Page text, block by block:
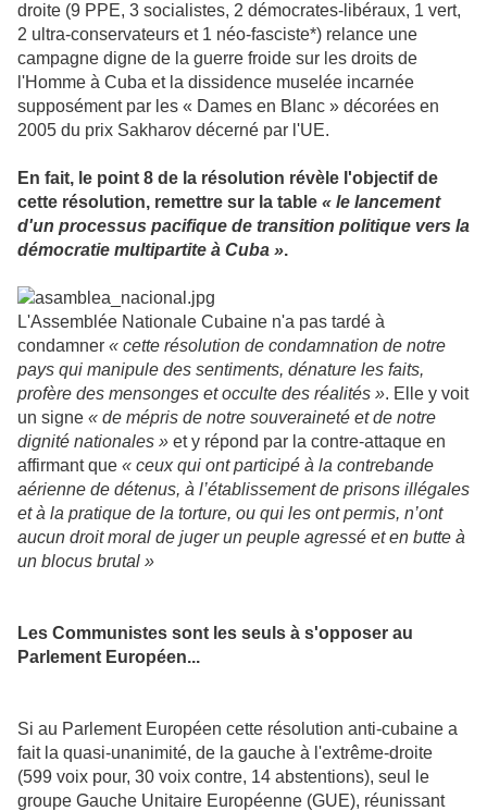
droite (9 PPE, 3 socialistes, 2 démocrates-libéraux, 1 vert,
2 ultra-conservateurs et 1 néo-fasciste*) relance une
campagne digne de la guerre froide sur les droits de
l'Homme à Cuba et la dissidence muselée incarnée
supposément par les « Dames en Blanc » décorées en
2005 du prix Sakharov décerné par l'UE.
En fait, le point 8 de la résolution révèle l'objectif de
cette résolution, remettre sur la table « le lancement
d'un processus pacifique de transition politique vers la
démocratie multipartite à Cuba ».
L'Assemblée Nationale Cubaine n'a pas tardé à
condamner « cette résolution de condamnation de notre
pays qui manipule des sentiments, dénature les faits,
profère des mensonges et occulte des réalités ». Elle y voit
un signe « de mépris de notre souveraineté et de notre
dignité nationales » et y répond par la contre-attaque en
affirmant que « ceux qui ont participé à la contrebande
aérienne de détenus, à l’établissement de prisons illégales
et à la pratique de la torture, ou qui les ont permis, n’ont
aucun droit moral de juger un peuple agressé et en butte à
un blocus brutal »
Les Communistes sont les seuls à s'opposer au
Parlement Européen...
Si au Parlement Européen cette résolution anti-cubaine a
fait la quasi-unanimité, de la gauche à l'extrême-droite
(599 voix pour, 30 voix contre, 14 abstentions), seul le
groupe Gauche Unitaire Européenne (GUE), réunissant